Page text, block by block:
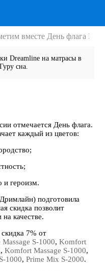
вместе День флага
Dreamline на матрасы в
сна.
отмечается День флага.
каждый из цветов:
и героизм.
подготовила
скидка позволит
качестве.
7% от
Massage S-1000, Komfort
, Komfort Massage S-1000,
1000, Prime Mix S-2000.